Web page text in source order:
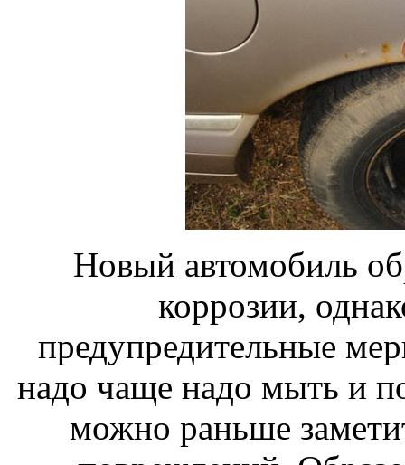
Новый автомобиль
коррозии,
предупредительные
надо чаще надо мыть и
можно раньше